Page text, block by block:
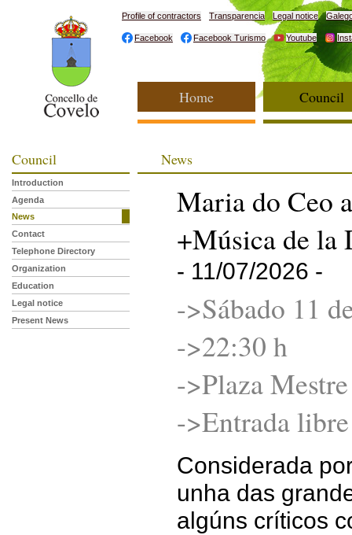
Profile of contractors Transparencia Legal notice
Facebook Facebook Turismo Youtube
Home Council
Council
Introduction
Agenda
News
Contact
Telephone Directory
Organization
Education
Legal notice
Present News
News
Maria do Ceo
+Música de la
- 11/07/2026 -
->Sábado 11
->22:30 h
->Plaza
->Entrada libre
Considerada
unha das
algúns críticos